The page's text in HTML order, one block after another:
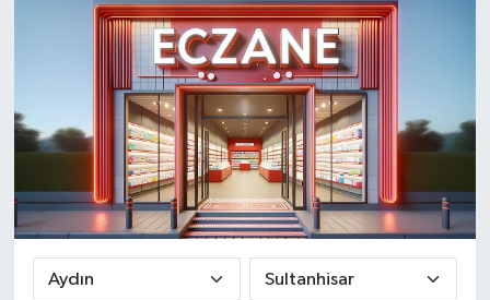
RESMİ İLAN
BİLİM VE TEKNOLOJİ
RESMİ İLAN
Yaşam
Tarih
Çevre
Dünya